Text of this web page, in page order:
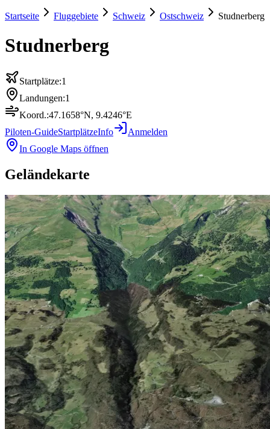
Startseite Fluggebiete Schweiz Ostschweiz Studnerberg
Studnerberg
Startplätze:1
Landungen:1
Koord.:47.1658°N, 9.4246°E
Piloten-GuideStartplätzeInfo
Anmelden
In Google Maps öffnen
Geländekarte